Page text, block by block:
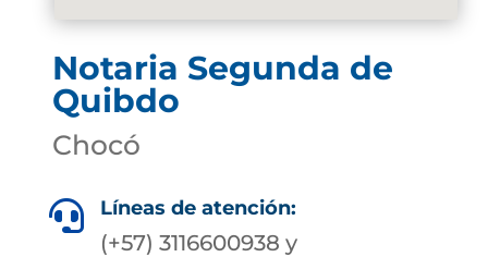
Notaria Segunda de
Quibdo
Chocó
 Líneas de atención:
(+57) 3116600938 y